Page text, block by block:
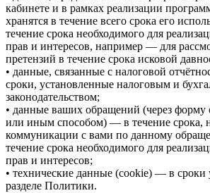
кабинете и в рамках реализации
хранятся в течение всего срока его
течение срока необходимого для
прав и интересов, например — для
претензий в течение срока исковой
• данные, связанные с налоговой
сроки, установленные налоговым и
законодательством;
• данные ваших обращений (через форму
или иным способом) — в течение срока,
коммуникации с вами по данному
течение срока необходимого для
прав и интересов;
• технические данные (cookie) — в сроки
разделе Политики.